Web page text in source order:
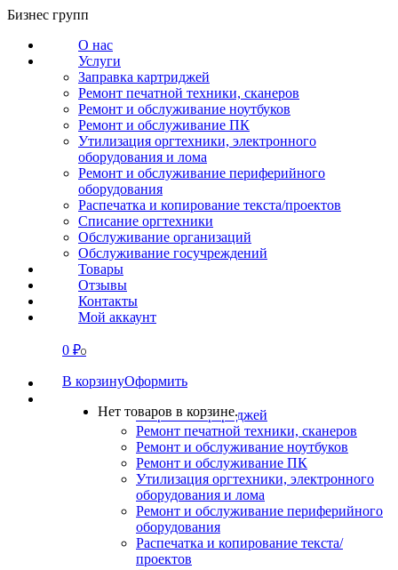
Перейти
содержанию
Бизнес групп
О нас
Услуги
Заправка картриджей
Ремонт печатной техники, сканеров
Ремонт и обслуживание ноутбуков
Ремонт и обслуживание ПК
Утилизация оргтехники, электронного
оборудования и лома
Ремонт и обслуживание периферийного
оборудования
Распечатка и копирование текста/проектов
Списание оргтехники
Обслуживание организаций
Обслуживание госучреждений
Товары
Отзывы
Контакты
Мой аккаунт
0 ₽0
В корзинуОформить
Нет товаров в корзине.
СВЯЗАТЬСЯ
О нас
Заправка картриджей
Ремонт печатной техники, сканеров
Ремонт и обслуживание ноутбуков
Ремонт и обслуживание ПК
Утилизация оргтехники, электронного
оборудования и лома
Ремонт и обслуживание периферийного
оборудования
Распечатка и копирование текста/
проектов